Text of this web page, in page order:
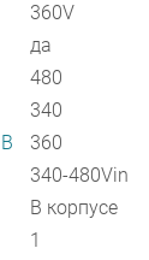
360V
да
480
340
360
340-480Vin
В корпусе
1